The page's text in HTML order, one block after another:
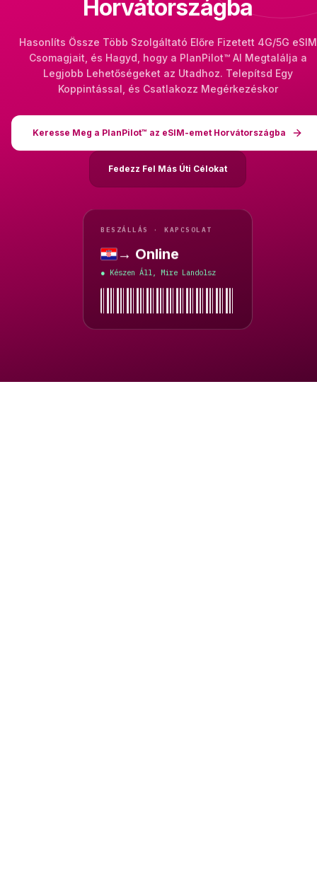
Horvátországba
Hasonlíts Össze Több Szolgáltató Előre Fizetett 4G/5G eSIM
Csomagjait, és Hagyd, hogy a PlanPilot™ AI Megtalálja a
Legjobb Lehetőségeket az Utadhoz. Telepítsd Egy
Koppintással, és Csatlakozz Megérkezéskor
Keresse Meg a PlanPilot™ az eSIM-emet Horvátországba
Fedezz Fel Más Úti Célokat
BESZÁLLÁS · KAPCSOLAT
Horvátország
→ Online
● Készen Áll, Mire Landolsz